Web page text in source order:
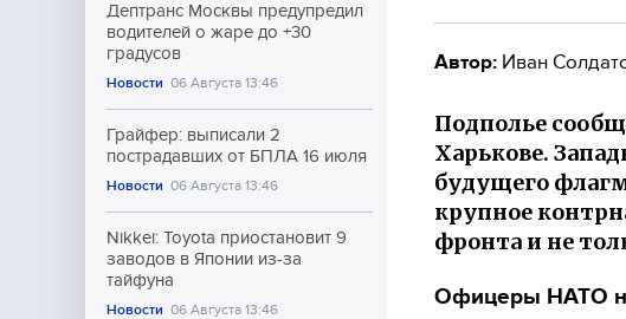
Дептранс Москвы предупредил
водителей о жаре до +30
градусов
Новости 06 Августа 13:46
Грайфер: выписали 2
пострадавших от БПЛА 16 июля
Новости 06 Августа 13:46
Nikkei: Toyota приостановит 9
заводов в Японии из-за
тайфуна
Новости 06 Августа 13:46
Автор: Иван
Подполье
Харькове.
будущего
крупное
фронта и не
Офицеры НАТО